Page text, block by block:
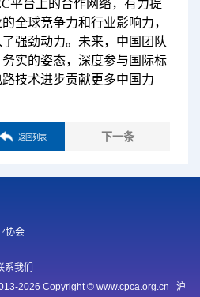
平台上的合作网络，有力提
全球竞争力和行业影响力，
强劲动力。未来，中国团队
实的姿态，深度参与国际标
技术进步贡献更多中国力
返回列表 下一条
系我们
2026 Copyright © www.cpca.org.cn 沪
协会